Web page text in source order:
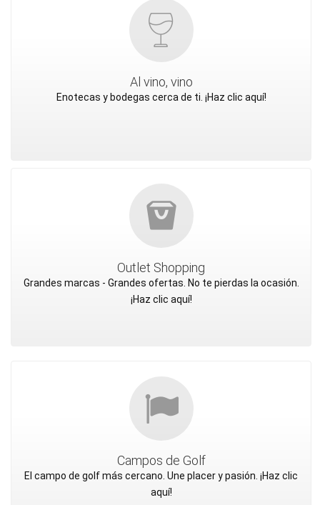
Al vino, vino
Enotecas y bodegas cerca de ti. ¡Haz clic aquí!
Outlet Shopping
Grandes marcas - Grandes ofertas. No te pierdas la ocasión.
¡Haz clic aquí!
Campos de Golf
El campo de golf más cercano. Une placer y pasión. ¡Haz clic
aquí!